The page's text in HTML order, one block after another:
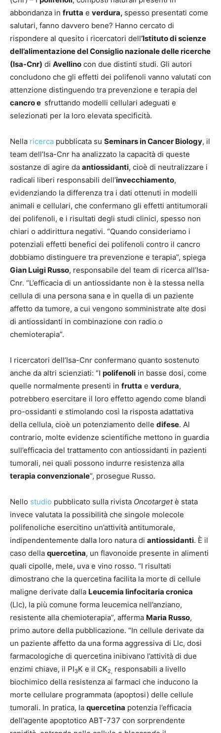
abbondanza in frutta e verdura, spesso presentati come
salutari, fanno davvero bene? Hanno cercato di
rispondere al quesito i ricercatori dell’Istituto di scienze
dell’alimentazione del Consiglio nazionale delle ricerche
(Isa-Cnr) di Avellino con due distinti studi. Gli autori
concludono che gli effetti dei polifenoli vanno valutati con
attenzione distinguendo tra prevenzione e terapia del
cancro e sfruttando modelli cellulari adeguati e
selezionati per la loro elevata specificità.
Nella ricerca pubblicata su Seminars in Cancer Biology, il
team dell’Isa-Cnr ha analizzato la capacità di queste
sostanze di agire da antiossidanti, cioè di neutralizzare i
radicali liberi responsabili dell’invecchiamento,
evidenziando la differenza tra i dati ottenuti in modelli
animali e cellulari, che confermano gli effetti antitumorali
dei polifenoli, e i risultati degli studi clinici, spesso non
chiari o addirittura negativi. “Quando consideriamo i
potenziali effetti benefici dei polifenoli contro il cancro
dobbiamo distinguere tra prevenzione e terapia”, spiega
Gian Luigi Russo, responsabile del team di ricerca all’Isa-
Cnr. “L’efficacia di un antiossidante non è la stessa nella
cellula di una persona sana e in quella di un paziente
affetto da tumore, a cui vengono somministrate alte dosi
di antiossidanti in combinazione con radio o
chemioterapia”.
I ricercatori dell’Isa-Cnr confermano quanto sostenuto
anche da altri scienziati: “I polifenoli in basse dosi, come
quelle normalmente presenti in frutta e verdura,
potrebbero esercitare il loro effetto agendo come blandi
pro-ossidanti e stimolando così la risposta adattativa
della cellula, cioè un potenziamento delle difese. Al
contrario, molte evidenze scientifiche mettono in guardia
sull’efficacia del trattamento con antiossidanti in pazienti
tumorali, nei quali possono indurre resistenza alla
terapia convenzionale”, prosegue Russo.
Nello studio pubblicato sulla rivista Oncotargetè stata
invece valutata la possibilità che singole molecole
polifenoliche esercitino un’attività antitumorale,
indipendentemente dalla loro natura di antiossidanti. È il
caso della quercetina, un flavonoide presente in alimenti
quali cipolle, mele, uva e vino rosso. “I risultati
dimostrano che la quercetina facilita la morte di cellule
maligne derivate dalla Leucemia linfocitaria cronica
(Llc), la più comune forma leucemica nell’anziano,
resistente alla chemioterapia”, afferma Maria Russo,
primo autore della pubblicazione. “In cellule derivate da
un paziente affetto da una forma aggressiva di Llc, dosi
farmacologiche di quercetina inibivano l’attività di due
enzimi chiave, il PI3K e il CK2, responsabili a livello
biochimico della resistenza ai farmaci che inducono la
morte cellulare programmata (apoptosi) delle cellule
tumorali. In pratica, la quercetina potenzia l’efficacia
dell’agente apoptotico ABT-737 con sorprendente